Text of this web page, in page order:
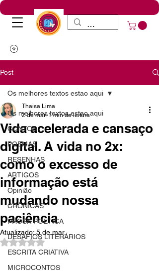
Post
Os melhores textos estao aqui
CONTOS
POEMAS
RESENHAS
ARTIGOS
Opinião
CRÔNICAS
PROSA POÉTICA
DESAFIOS LITERÁRIOS
ESCRITA CRIATIVA
MICROCONTOS
Os melhores textos estao aqui
Vida acelerada e cansaço
digital. A vida no 2x:
como o excesso de
informação está
mudando nossa
paciência
Thaisa Lima
2 de mar. 1 min de leitura
Atualizado: 5 de mar.
Avaliado com NaN de 5 estrelas.